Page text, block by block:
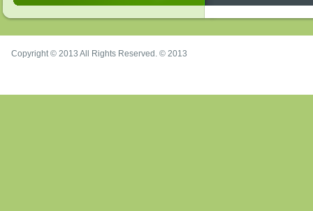
Copyright © 2013 All Rights Reserved. © 2013